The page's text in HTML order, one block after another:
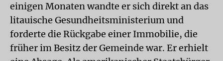
einigen Monaten wandte er sich direkt an das
litauische Gesundheitsministerium und
forderte die Rückgabe einer Immobilie, die
früher im Besitz der Gemeinde war. Er erhielt